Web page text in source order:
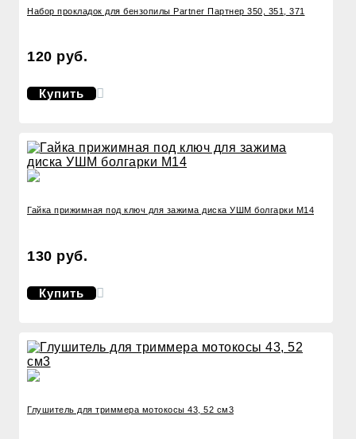
Набор прокладок для бензопилы Partner Партнер 350, 351, 371
120 руб.
Купить
Гайка прижимная под ключ для зажима диска УШМ болгарки М14
130 руб.
Купить
Глушитель для триммера мотокосы 43, 52 см3